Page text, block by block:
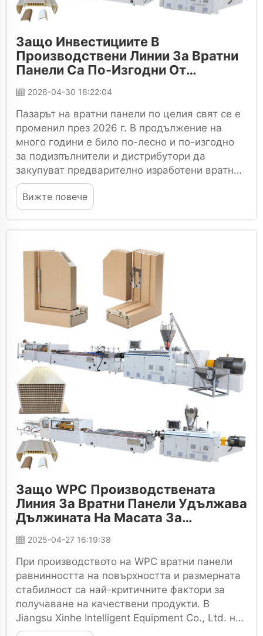
Защо Инвестициите В
Производствени Линии За Вратни
Панели Са По-Изгодни От
Закупуването На Готови Вратни
Панели През 2026 Г.?
2026-04-30 16:22:04
Пазарът на вратни панели по целия свят се е
променил през 2026 г. В продължение на
много години е било по-лесно и по-изгодно
за подизпълнители и дистрибутори да
закупуват предварително изработени вратни
панели директно от производителите. Обаче
високите транспортни разходи, подобренията
в производствените технологии...
Вижте повече
Защо WPC Производствената
Линия За Вратни Панели Удължава
Дължината На Масата За
Охлаждане И Формиране, А
Вместо Това Добавя Охладителна
Система, За Да Гарантира
Процеса На Формиране На
Вратния Панел?
2025-04-27 16:19:38
При производството на WPC вратни панели
равнинността на повърхността и размерната
стабилност са най-критичните фактори за
получаване на качествени продукти. В
Jiangsu Xinhe Intelligent Equipment Co., Ltd. ние
непрекъснато сме усъвършенствали дизайна